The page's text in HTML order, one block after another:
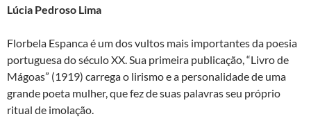
Lúcia Pedroso Lima
Florbela Espanca é um dos vultos mais importantes da poesia
portuguesa do século XX. Sua primeira publicação, “Livro de
Mágoas” (1919) carrega o lirismo e a personalidade de uma
grande poeta mulher, que fez de suas palavras seu próprio
ritual de imolação.